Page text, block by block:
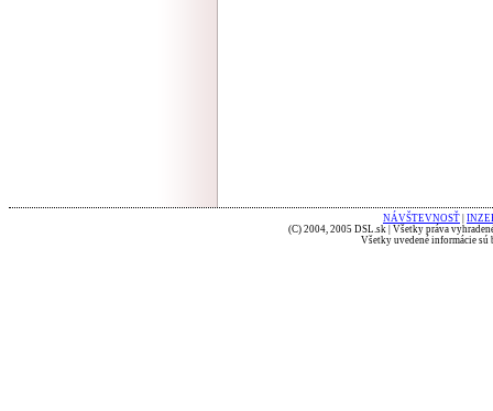
NÁVŠTEVNOSŤ
(C) 2004, 2005 DSL.sk | Všetky práva
Všetky uvedené informácie sú